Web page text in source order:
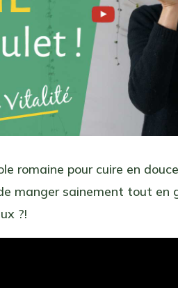
romaine pour cuire en
manger sainement tout en
?!